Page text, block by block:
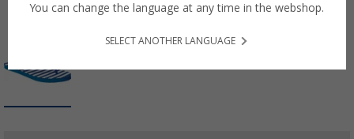
You can change the language at any time in the webshop.
SELECT ANOTHER LANGUAGE